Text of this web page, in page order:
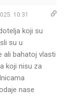
10:31
koji su
su u
ali bahatoj vlasti
koji nisu za
nase